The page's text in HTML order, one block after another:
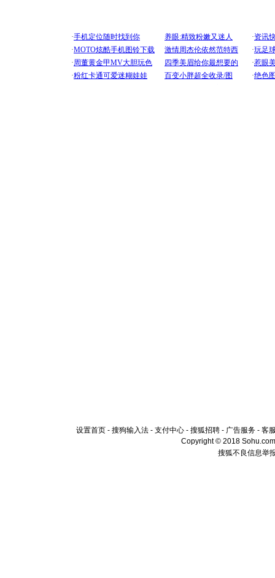
设置首页 - 搜狗输入法 - 支付中心 - 搜狐招聘 - 广告服务 - 客
Copyright © 2018
搜狐不良信息举